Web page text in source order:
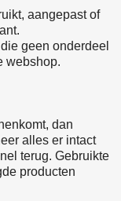
aangepast of
geen onderdeel
webshop.
dan
alles er intact
terug. Gebruikte
producten